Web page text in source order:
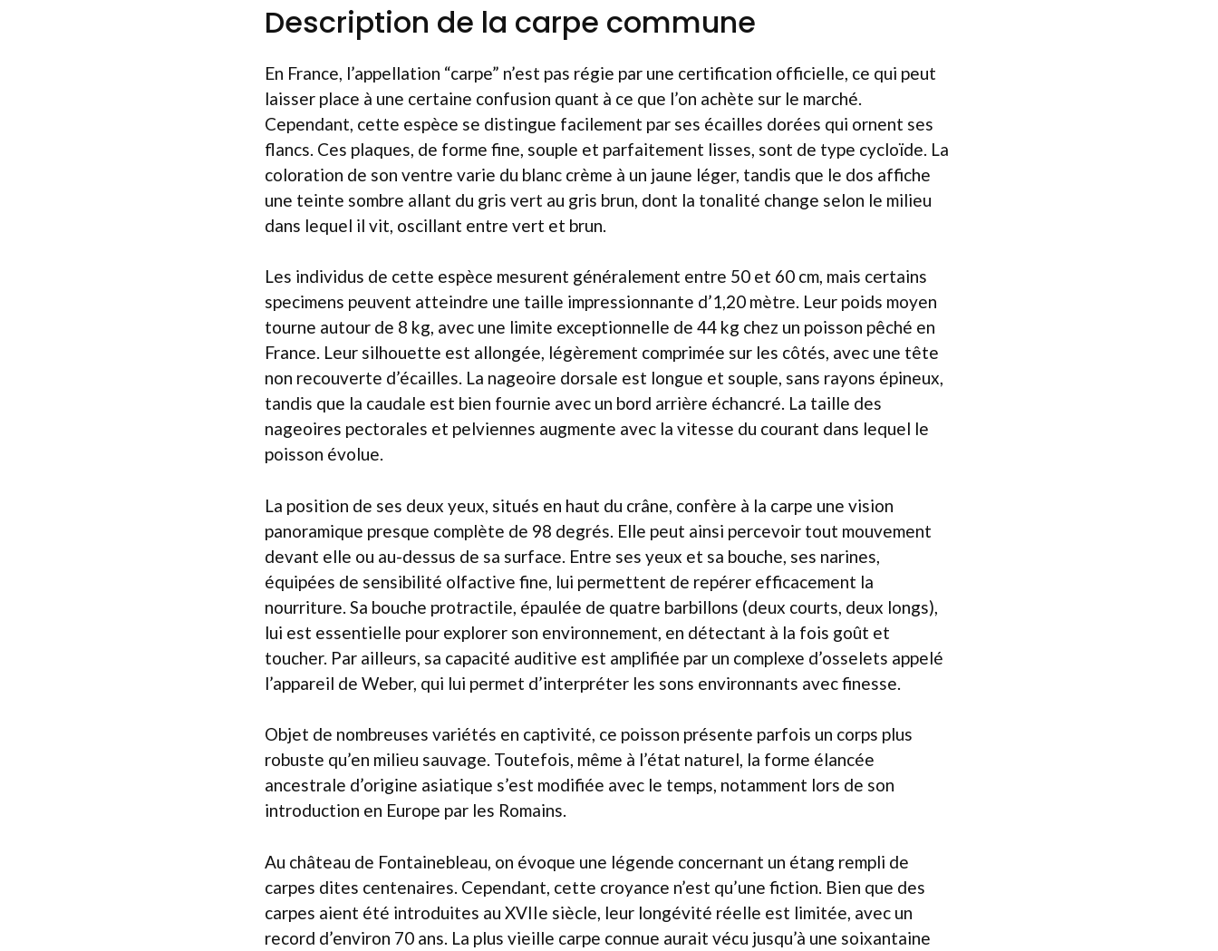
Description de la carpe commune
En France, l’appellation “carpe” n’est pas régie par une certification officielle, ce qui peut
laisser place à une certaine confusion quant à ce que l’on achète sur le marché.
Cependant, cette espèce se distingue facilement par ses écailles dorées qui ornent ses
flancs. Ces plaques, de forme fine, souple et parfaitement lisses, sont de type cycloïde. La
coloration de son ventre varie du blanc crème à un jaune léger, tandis que le dos affiche
une teinte sombre allant du gris vert au gris brun, dont la tonalité change selon le milieu
dans lequel il vit, oscillant entre vert et brun.
Les individus de cette espèce mesurent généralement entre 50 et 60 cm, mais certains
specimens peuvent atteindre une taille impressionnante d’1,20 mètre. Leur poids moyen
tourne autour de 8 kg, avec une limite exceptionnelle de 44 kg chez un poisson pêché en
France. Leur silhouette est allongée, légèrement comprimée sur les côtés, avec une tête
non recouverte d’écailles. La nageoire dorsale est longue et souple, sans rayons épineux,
tandis que la caudale est bien fournie avec un bord arrière échancré. La taille des
nageoires pectorales et pelviennes augmente avec la vitesse du courant dans lequel le
poisson évolue.
La position de ses deux yeux, situés en haut du crâne, confère à la carpe une vision
panoramique presque complète de 98 degrés. Elle peut ainsi percevoir tout mouvement
devant elle ou au-dessus de sa surface. Entre ses yeux et sa bouche, ses narines,
équipées de sensibilité olfactive fine, lui permettent de repérer efficacement la
nourriture. Sa bouche protractile, épaulée de quatre barbillons (deux courts, deux longs),
lui est essentielle pour explorer son environnement, en détectant à la fois goût et
toucher. Par ailleurs, sa capacité auditive est amplifiée par un complexe d’osselets appelé
l’appareil de Weber, qui lui permet d’interpréter les sons environnants avec finesse.
Objet de nombreuses variétés en captivité, ce poisson présente parfois un corps plus
robuste qu’en milieu sauvage. Toutefois, même à l’état naturel, la forme élancée
ancestrale d’origine asiatique s’est modifiée avec le temps, notamment lors de son
introduction en Europe par les Romains.
Au château de Fontainebleau, on évoque une légende concernant un étang rempli de
carpes dites centenaires. Cependant, cette croyance n’est qu’une fiction. Bien que des
carpes aient été introduites au XVIIe siècle, leur longévité réelle est limitée, avec un
record d’environ 70 ans. La plus vieille carpe connue aurait vécu jusqu’à une soixantaine